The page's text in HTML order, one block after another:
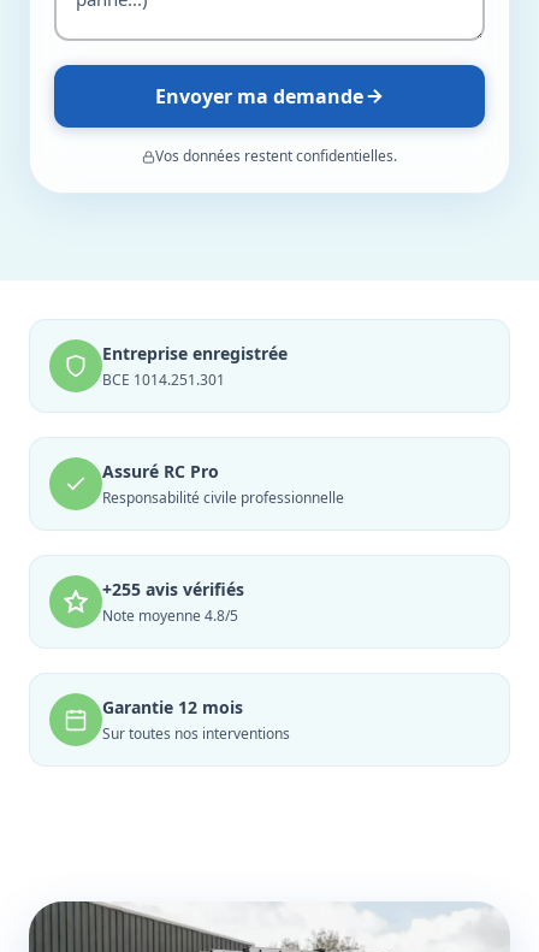
Envoyer ma demande
Vos données restent confidentielles.
Entreprise enregistrée
BCE 1014.251.301
Assuré RC Pro
Responsabilité civile professionnelle
+255 avis vérifiés
Note moyenne 4.8/5
Garantie 12 mois
Sur toutes nos interventions